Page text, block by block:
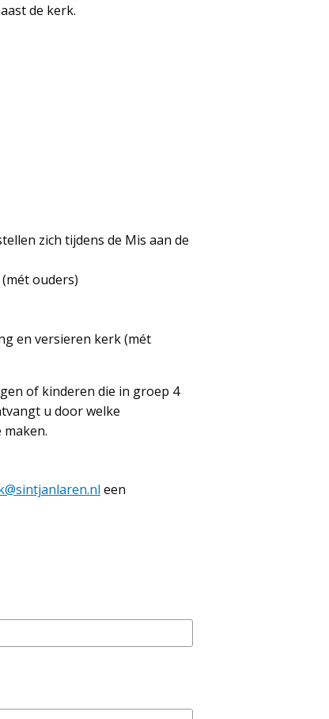
de kerk.
zich tijdens de Mis aan de
ouders)
en versieren kerk (mét
of kinderen die in groep 4
u door welke
een